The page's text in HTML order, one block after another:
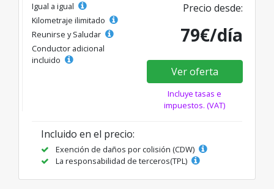
Igual a igual
Kilometraje ilimitado
Reunirse y Saludar
Conductor adicional
incluido
Precio desde:
79€/día
Ver oferta
Incluye tasas e
impuestos. (VAT)
Incluido en el precio:
Exención de daños por colisión (CDW)
La responsabilidad de terceros(TPL)